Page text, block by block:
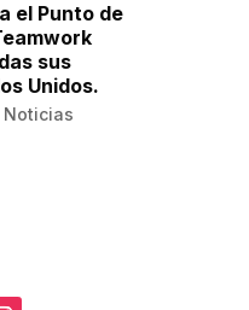
el Punto de
sus
Unidos.
Noticias